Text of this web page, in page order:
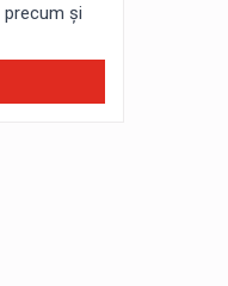
precum și